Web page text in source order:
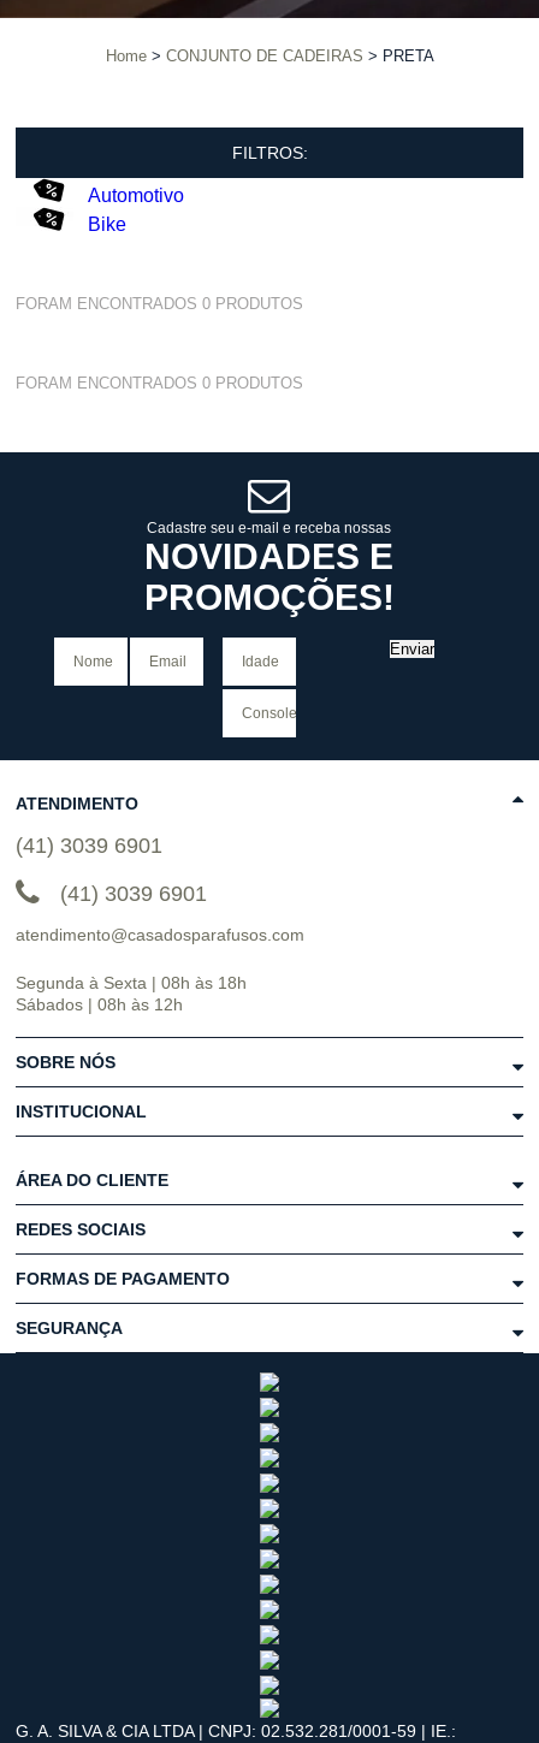
Home CONJUNTO DE CADEIRAS PRETA
FILTROS:
Automotivo
Bike
FORAM ENCONTRADOS0 PRODUTOS
FORAM ENCONTRADOS0 PRODUTOS
Cadastre seu e-mail e receba nossas
NOVIDADES E
PROMOÇÕES!
Enviar
ATENDIMENTO
(41) 3039 6901
(41) 3039 6901
atendimento@casadosparafusos.com
Segunda à Sexta | 08h às 18h
Sábados | 08h às 12h
SOBRE NÓS
INSTITUCIONAL
ÁREA DO CLIENTE
REDES SOCIAIS
FORMAS DE PAGAMENTO
SEGURANÇA
G. A. SILVA & CIA LTDA | CNPJ: 02.532.281/0001-59 | IE.: